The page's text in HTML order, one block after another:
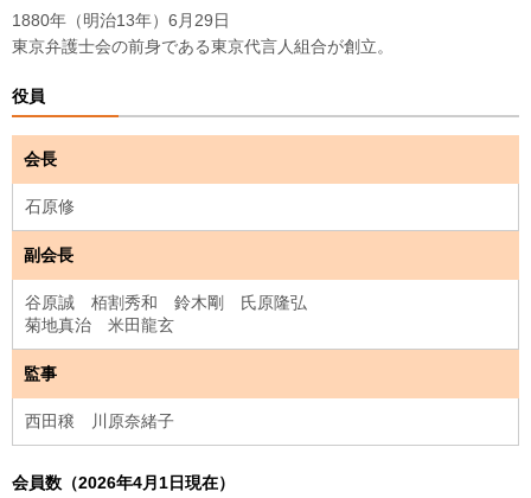
1880年（明治13年）6月29日
東京弁護士会の前身である東京代言人組合が創立。
役員
会長
石原修
副会長
谷原誠 栢割秀和 鈴木剛 氏原隆弘
菊地真治 米田龍玄
監事
西田穣 川原奈緒子
会員数（2026年4月1日現在）